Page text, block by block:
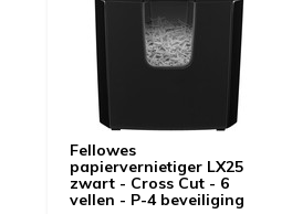
Fellowes
papiervernietiger LX25
zwart - Cross Cut - 6
vellen - P-4 beveiliging